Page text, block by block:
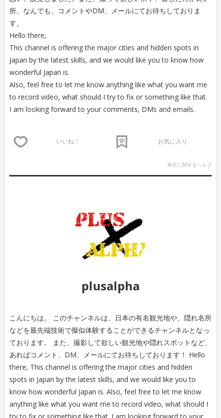
所。なんでも、コメントやDM、メールにてお待ちしておりま
す。
Hello there,
This channel is offering the major cities and hidden spots in
Japan by the latest skills, and we would like you to know how
wonderful Japan is.
Also, feel free to let me know anything like what you want me
to record video, what should I try to fix or something like that.
I am looking forward to your comments, DMs and emails.
いいね！ お気に入り
再生に関するヘルプ
plusalpha
こんにちは。 このチャンネルは、日本の有名観光地や、隠れ名所
などを最先端技術で擬似体験することができるチャンネルとなっ
ております。 また、撮影して欲しい観光地や隠れスポットなど、
あればコメント、DM、メールにてお待ちしております！ Hello
there, This channel is offering the major cities and hidden
spots in Japan by the latest skills, and we would like you to
know how wonderful Japan is. Also, feel free to let me know
anything like what you want me to record video, what should I